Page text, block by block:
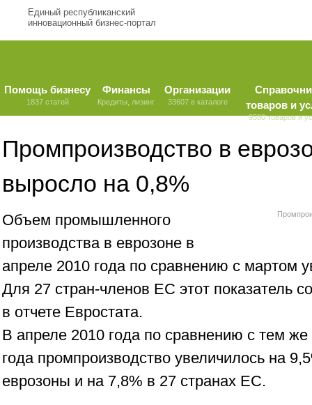
Единый республиканский
инновационный бизнес-портал
Помощь бизнесу
1837 статей
Финансы
Кредиты, лизинг
Организации
33607 в каталоге
товаров и
9580 товаров и
Промпроизводство в
выросло на 0,8%
Объем промышленного
производства в еврозоне в
апреле 2010 года по сравнению с мартом
Для 27 стран-членов ЕС этот показатель
в отчете Евростата.
В апреле 2010 года по сравнению с тем
года промпроизводство увеличилось на
еврозоны и на 7,8% в 27 странах ЕС.